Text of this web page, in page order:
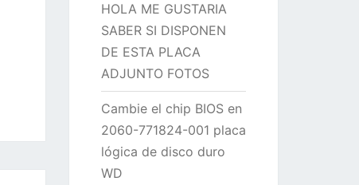
HOLA ME GUSTARIA
SABER SI DISPONEN
DE ESTA PLACA
ADJUNTO FOTOS
Cambie el chip BIOS en
2060-771824-001 placa
lógica de disco duro
WD